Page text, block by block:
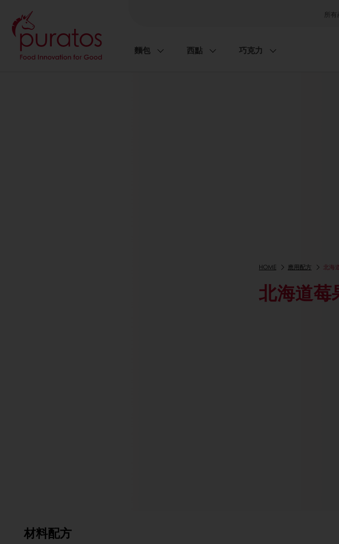
所有
麵包 西點 巧克力
HOME 應用配方 北海
北海道莓
材料配方